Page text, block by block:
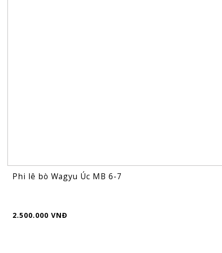
Phi lê bò Wagyu Úc MB 6-7
2.500.000 VNĐ